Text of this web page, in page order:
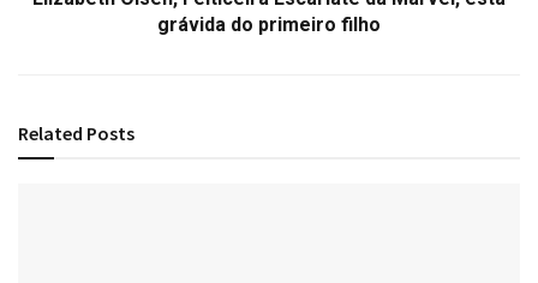
grávida do primeiro filho
Related Posts